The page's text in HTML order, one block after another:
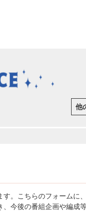
他
。こちらのフォームに
今後の番組企画や編成